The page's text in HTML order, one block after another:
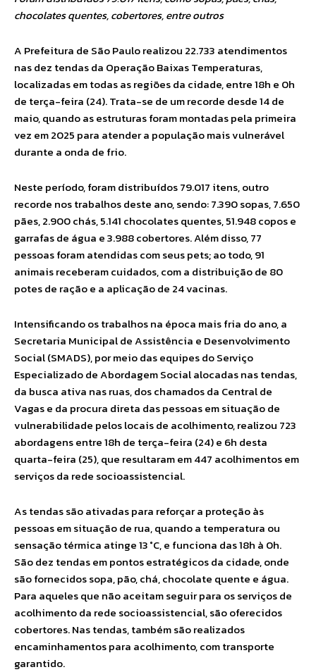
chocolates quentes, cobertores, entre outros
A Prefeitura de São Paulo realizou 22.733 atendimentos
nas dez tendas da Operação Baixas Temperaturas,
localizadas em todas as regiões da cidade, entre 18h e 0h
de terça-feira (24). Trata-se de um recorde desde 14 de
maio, quando as estruturas foram montadas pela primeira
vez em 2025 para atender a população mais vulnerável
durante a onda de frio.
Neste período, foram distribuídos 79.017 itens, outro
recorde nos trabalhos deste ano, sendo: 7.390 sopas, 7.650
pães, 2.900 chás, 5.141 chocolates quentes, 51.948 copos e
garrafas de água e 3.988 cobertores. Além disso, 77
pessoas foram atendidas com seus pets; ao todo, 91
animais receberam cuidados, com a distribuição de 80
potes de ração e a aplicação de 24 vacinas.
Intensificando os trabalhos na época mais fria do ano, a
Secretaria Municipal de Assistência e Desenvolvimento
Social (SMADS), por meio das equipes do Serviço
Especializado de Abordagem Social alocadas nas tendas,
da busca ativa nas ruas, dos chamados da Central de
Vagas e da procura direta das pessoas em situação de
vulnerabilidade pelos locais de acolhimento, realizou 723
abordagens entre 18h de terça-feira (24) e 6h desta
quarta-feira (25), que resultaram em 447 acolhimentos em
serviços da rede socioassistencial.
As tendas são ativadas para reforçar a proteção às
pessoas em situação de rua, quando a temperatura ou
sensação térmica atinge 13 °C, e funciona das 18h à 0h.
São dez tendas em pontos estratégicos da cidade, onde
são fornecidos sopa, pão, chá, chocolate quente e água.
Para aqueles que não aceitam seguir para os serviços de
acolhimento da rede socioassistencial, são oferecidos
cobertores. Nas tendas, também são realizados
encaminhamentos para acolhimento, com transporte
garantido.